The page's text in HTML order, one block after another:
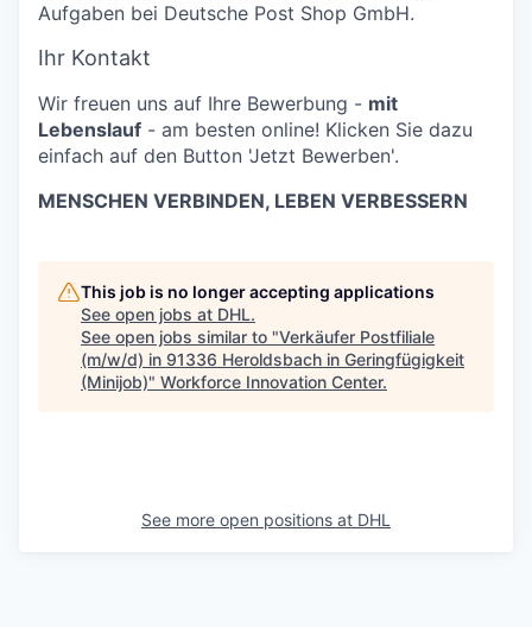
Aufgaben bei Deutsche Post Shop GmbH.
Ihr Kontakt
Wir freuen uns auf Ihre Bewerbung - mit
Lebenslauf - am besten online! Klicken Sie dazu
einfach auf den Button 'Jetzt Bewerben'.
MENSCHEN VERBINDEN, LEBEN VERBESSERN
This job is no longer accepting applications
See open jobs at DHL.
See open jobs similar to "Verkäufer Postfiliale
(m/w/d) in 91336 Heroldsbach in Geringfügigkeit
(Minijob)" Workforce Innovation Center.
See more open positions at DHL